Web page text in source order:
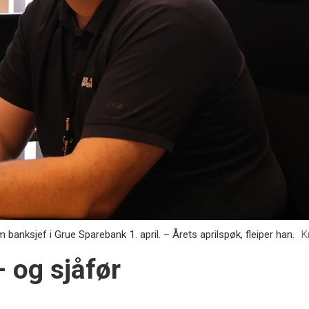
i Grue Sparebank 1. april. – Årets aprilspøk, fleiper han.
og sjåfør